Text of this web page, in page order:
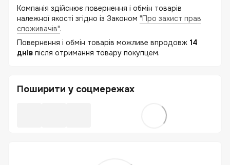
Компанія здійснює повернення і обмін товарів
належної якості згідно із Законом "Про захист прав
споживачів".
Повернення і обмін товарів можливе впродовж 14
днів після отримання товару покупцем.
Поширити у соцмережах